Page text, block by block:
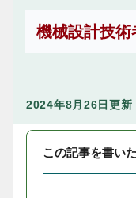
機械設計技術
2024年8月26日更新
この記事を書い